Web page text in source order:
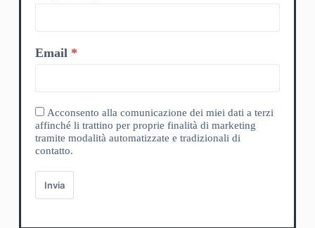
Email
Acconsento alla comunicazione dei miei dati a terzi
affinché li trattino per proprie finalità di marketing
tramite modalità automatizzate e tradizionali di
contatto.
Invia